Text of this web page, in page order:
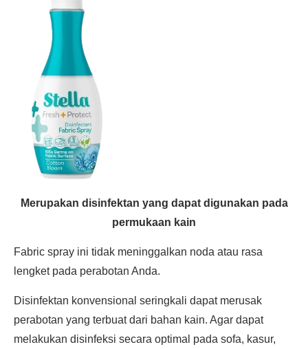
Merupakan disinfektan yang dapat digunakan pada
permukaan kain
Fabric spray ini tidak meninggalkan noda atau rasa
lengket pada perabotan Anda.
Disinfektan konvensional seringkali dapat merusak
perabotan yang terbuat dari bahan kain. Agar dapat
melakukan disinfeksi secara optimal pada sofa, kasur,